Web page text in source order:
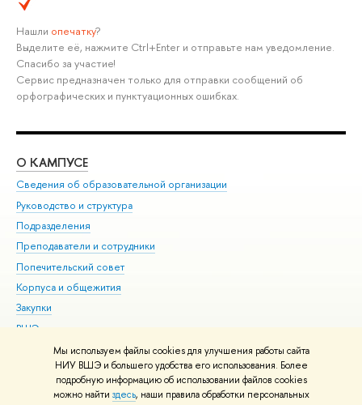
Мы используем файлы cookies для улучшения работы сайта
НИУ ВШЭ и большего удобства его использования. Более
подробную информацию об использовании файлов cookies
можно найти здесь, наши правила обработки персональных
Нашли опечатку?
Выделите её, нажмите Ctrl+Enter и отправьте нам уведомление.
Спасибо за участие!
Сервис предназначен только для отправки сообщений об
орфографических и пунктуационных ошибках.
О КАМПУСЕ
Сведения об образовательной организации
Руководство и структура
Подразделения
Преподаватели и сотрудники
Попечительский совет
Корпуса и общежития
Закупки
ВШЭ для студентов с ограниченными возможностями
здоровья и инвалидностью
Версия для слабовидящих
Единая платежная страница